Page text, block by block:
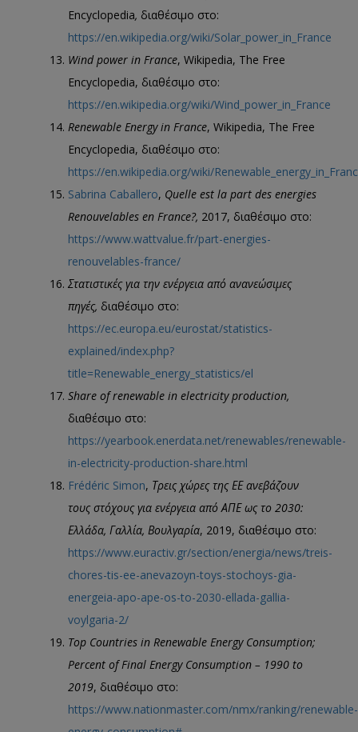
Encyclopedia, διαθέσιμο στο:
https://en.wikipedia.org/wiki/Solar_power_in_France
Wind power in France, Wikipedia, The Free
Encyclopedia, διαθέσιμο στο:
https://en.wikipedia.org/wiki/Wind_power_in_France
Renewable Energy in France, Wikipedia, The Free
Encyclopedia, διαθέσιμο στο:
https://en.wikipedia.org/wiki/
Sabrina Caballero, Quelle est la part des energies
Renouvelables en France?, 2017, διαθέσιμο στο:
https://www.wattvalue.fr/part-energies-
renouvelables-france/
Στατιστικές για την ενέργεια από ανανεώσιμες
πηγές, διαθέσιμο στο:
https://ec.europa.eu/eurostat/statistics-
explained/index.php?
title=Renewable_energy_statistics/el
Share of renewable in electricity production,
διαθέσιμο στο:
https://yearbook.enerdata.net/renewables/renewable-
in-electricity-production-share.html
Frédéric Simon, Τρεις χώρες της ΕΕ ανεβάζουν
τους στόχους για ενέργεια από ΑΠΕ ως το 2030:
Ελλάδα, Γαλλία, Βουλγαρία, 2019, διαθέσιμο στο:
https://www.euractiv.gr/section/energia/news/treis-
chores-tis-ee-anevazoyn-toys-stochoys-gia-
energeia-apo-ape-os-to-2030-ellada-gallia-
voylgaria-2/
Top Countries in Renewable Energy Consumption;
Percent of Final Energy Consumption – 1990 to
2019, διαθέσιμο στο:
https://www.nationmaster.com/nmx/ranking/renewable-